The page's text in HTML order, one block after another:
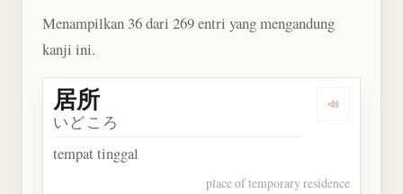
Menampilkan 36 dari 269 entri yang mengandung
kanji ini.
Dengarkan
居所
いどころ
tempat tinggal
place of temporary residence